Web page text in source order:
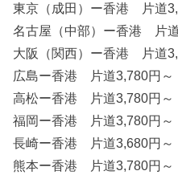
東京（成田）ー香港 片道
名古屋（中部）ー香港 片
大阪（関西）ー香港 片道
広島ー香港 片道3,780円～
高松ー香港 片道3,780円～
福岡ー香港 片道3,780円～
長崎ー香港 片道3,680円～
熊本ー香港 片道3,780円～